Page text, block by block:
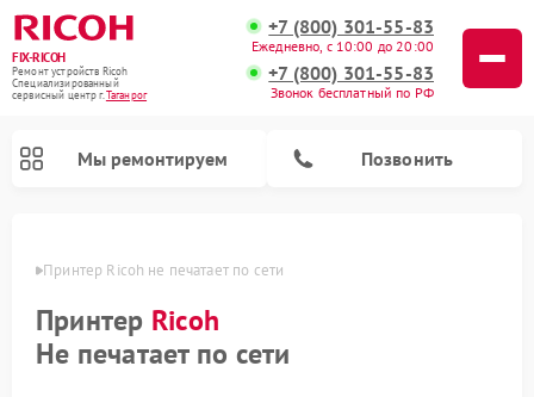
FIX-RICOH
Ремонт устройств Ricoh
Специализированный
cервисный центр г.Таганрог
+7 (800) 301-55-83
Ежедневно, с 10:00 до 20:00
+7 (800) 301-55-83
Звонок бесплатный по РФ
Мы ремонтируем Позвонить
Принтер Ricoh не печатает по сети
Принтер Ricoh
Не печатает по сети